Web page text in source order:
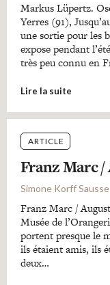
Markus Lüpertz.
Yerres (91),
une sortie pour les
expose pendant
très peu connu en
Lire la suite
ARTICLE
Franz Marc /
Simone Korff Sausse
Franz Marc /
Musée de
portent presque le
ils étaient amis, ils
deux…